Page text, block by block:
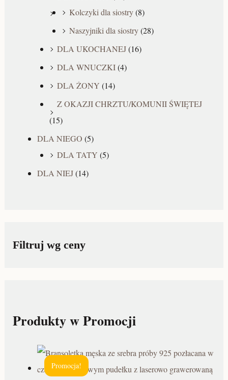
Kolczyki dla siostry (8)
Naszyjniki dla siostry (28)
DLA UKOCHANEJ (16)
DLA WNUCZKI (4)
DLA ŻONY (14)
Z OKAZJI CHRZTU/KOMUNII ŚWIĘTEJ
(15)
DLA NIEGO (5)
DLA TATY (5)
DLA NIEJ (14)
Filtruj wg ceny
Produkty w Promocji
Promocja!